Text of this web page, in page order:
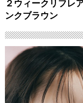
２ウィークリフレ
ンクブラウン